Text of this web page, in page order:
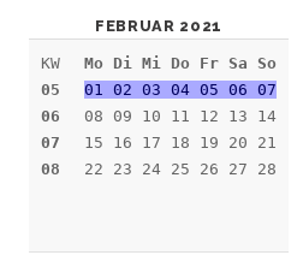
FEBRUAR 2021
KW
05
06
07
08
Mo Di Mi Do Fr Sa So
01 02 03 04 05 06 07
08 09 10 11 12 13 14
15 16 17 18 19 20 21
22 23 24 25 26 27 28